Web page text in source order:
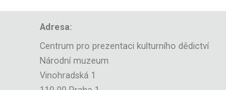
Adresa:
Centrum pro prezentaci kulturního dědictví
Národní muzeum
Vinohradská 1